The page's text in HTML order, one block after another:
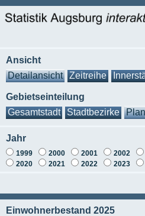
Ansicht
Detailansicht
Zeitreihe
Gebietseinteilung
Gesamtstadt
Stadtbezirke
Jahr
1999 2000 2001 2002
2020
2021 2022 2023
Einwohnerbestand 2025